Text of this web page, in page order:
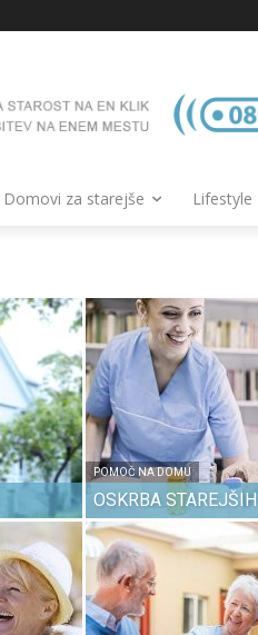
Domovi za starejše Lifestyle
POMOČ NA DOMU
OSKRBA STAREJŠIH